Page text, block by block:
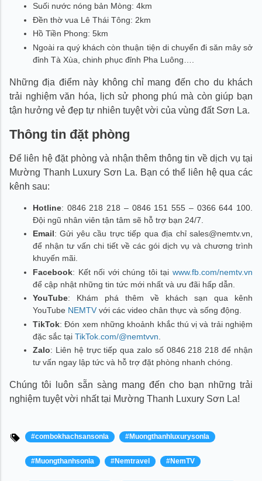
Suối nước nóng bản Mòng: 4km
Đền thờ vua Lê Thái Tông: 2km
Hồ Tiền Phong: 5km
Ngoài ra quý khách còn thuận tiện di chuyển đi săn mây sở
đỉnh Tà Xùa, chinh phục đỉnh Pha Luông….
Những địa điểm này không chỉ mang đến cho du khách
trải nghiệm văn hóa, lịch sử phong phú mà còn giúp bạn
tận hưởng vẻ đẹp tự nhiên tuyệt vời của vùng đất Sơn La.
Thông tin đặt phòng
Để liên hệ đặt phòng và nhận thêm thông tin về dịch vụ tại
Mường Thanh Luxury Sơn La. Bạn có thể liên hệ qua các
kênh sau:
Hotline: 0846 218 218 – 0846 151 555 – 0366 644 100.
Đội ngũ nhân viên tận tâm sẽ hỗ trợ bạn 24/7.
Email: Gửi yêu cầu trực tiếp qua địa chỉ sales@nemtv.vn,
để nhận tư vấn chi tiết về các gói dịch vụ và chương trình
khuyến mãi.
Facebook: Kết nối với chúng tôi tại www.fb.com/nemtv.vn
để cập nhật những tin tức mới nhất và ưu đãi hấp dẫn.
YouTube: Khám phá thêm về khách sạn qua kênh
YouTube NEMTV với các video chân thực và sống động.
TikTok: Đón xem những khoảnh khắc thú vị và trải nghiệm
đặc sắc tại TikTok.com/@nemtvvn
Zalo: Liên hệ trực tiếp qua zalo số 0846 218 218 để nhận
tư vấn ngay lập tức và hỗ trợ đặt phòng nhanh chóng.
Chúng tôi luôn sẵn sàng mang đến cho bạn những trải
nghiệm tuyệt vời nhất tại Mường Thanh Luxury Sơn La!
#combokhachsansonla #Muongthanhluxurysonla
#Muongthanhsonla #Nemtravel #NemTV